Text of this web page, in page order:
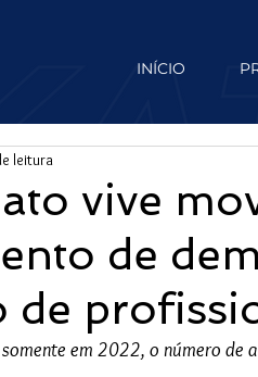
INÍCIO
vive
de
de
leitura
em 2022, o número de